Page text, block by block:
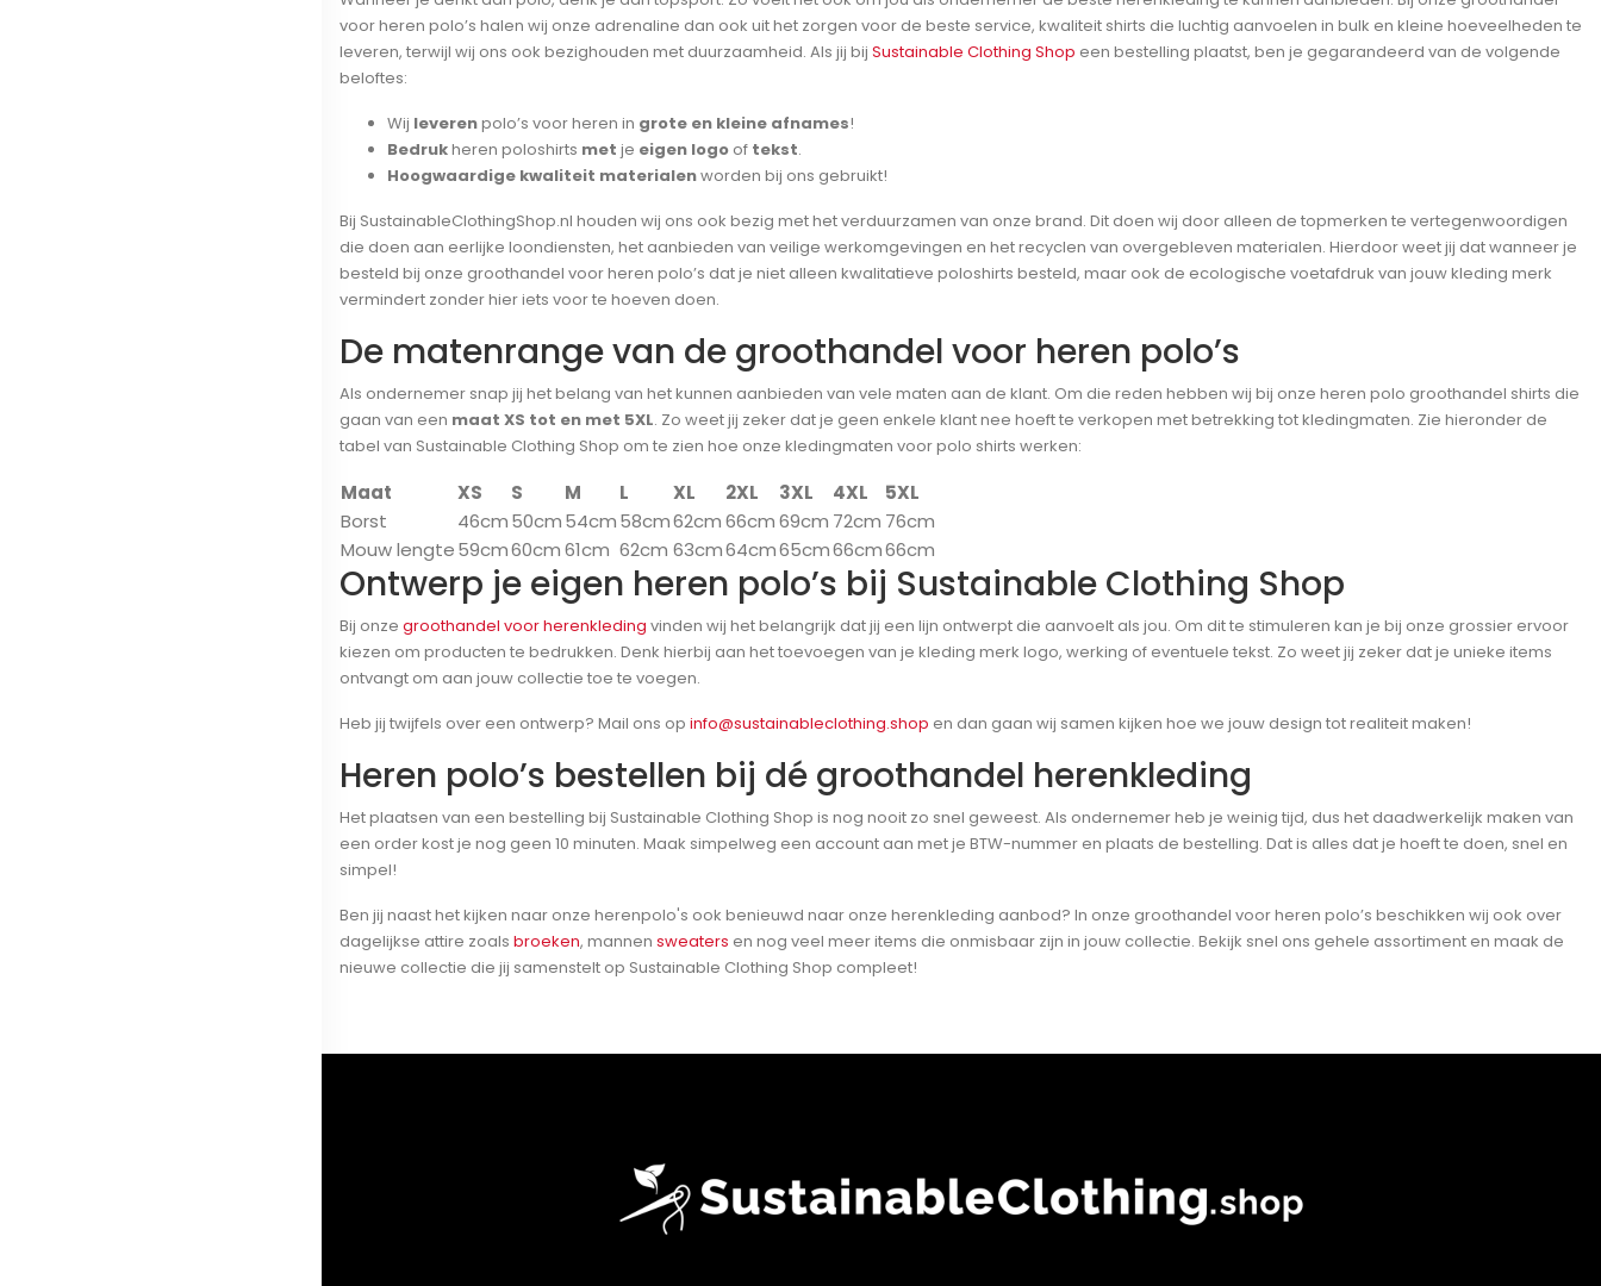
voor heren polo’s halen wij onze adrenaline dan ook uit het zorgen voor de beste service, kwaliteit shirts die luchtig aanvoelen in bulk en kleine hoeveelheden te
leveren, terwijl wij ons ook bezighouden met duurzaamheid. Als jij bij Sustainable Clothing Shop een bestelling plaatst, ben je gegarandeerd van de volgende
beloftes:
Wij leverenpolo’s voor heren in grote en kleine afnames!
Bedrukheren poloshirts met je eigen logo of tekst.
Hoogwaardige kwaliteit materialenworden bij ons gebruikt!
Bij SustainableClothingShop.nl houden wij ons ook bezig met het verduurzamen van onze brand. Dit doen wij door alleen de topmerken te vertegenwoordigen
die doen aan eerlijke loondiensten, het aanbieden van veilige werkomgevingen en het recyclen van overgebleven materialen. Hierdoor weet jij dat wanneer je
besteld bij onze groothandel voor heren polo’s dat je niet alleen kwalitatieve poloshirts besteld, maar ook de ecologische voetafdruk van jouw kleding merk
vermindert zonder hier iets voor te hoeven doen.
De matenrange van de groothandel voor heren polo’s
Als ondernemer snap jij het belang van het kunnen aanbieden van vele maten aan de klant. Om die reden hebben wij bij onze heren polo groothandel shirts die
gaan van een maat XS tot en met 5XL. Zo weet jij zeker dat je geen enkele klant nee hoeft te verkopen met betrekking tot kledingmaten. Zie hieronder de
tabel van Sustainable Clothing Shop om te zien hoe onze kledingmaten voor polo shirts werken:
Maat XS S M L XL 2XL 3XL 4XL
5XL
Borst
46cm50cm54cm58cm62cm66cm69cm 72cm 76cm
Mouw lengte59cm60cm61cm 62cm 63cm64cm65cm66cm66cm
Ontwerp je eigen heren polo’s bij Sustainable Clothing Shop
Bij onze groothandel voor herenkleding vinden wij het belangrijk dat jij een lijn ontwerpt die aanvoelt als jou. Om dit te stimuleren kan je bij onze grossier ervoor
kiezen om producten te bedrukken. Denk hierbij aan het toevoegen van je kleding merk logo, werking of eventuele tekst. Zo weet jij zeker dat je unieke items
ontvangt om aan jouw collectie toe te voegen.
Heb jij twijfels over een ontwerp? Mail ons op info@sustainableclothing.shop en dan gaan wij samen kijken hoe we jouw design tot realiteit maken!
Heren polo’s bestellen bij dé groothandel herenkleding
Het plaatsen van een bestelling bij Sustainable Clothing Shop is nog nooit zo snel geweest. Als ondernemer heb je weinig tijd, dus het daadwerkelijk maken van
een order kost je nog geen 10 minuten. Maak simpelweg een account aan met je BTW-nummer en plaats de bestelling. Dat is alles dat je hoeft te doen, snel en
simpel!
Ben jij naast het kijken naar onze herenpolo's ook benieuwd naar onze herenkleding aanbod? In onze groothandel voor heren polo’s beschikken wij ook over
dagelijkse attire zoals broeken, mannen sweaters en nog veel meer items die onmisbaar zijn in jouw collectie. Bekijk snel ons gehele assortiment en maak de
nieuwe collectie die jij samenstelt op Sustainable Clothing Shop compleet!